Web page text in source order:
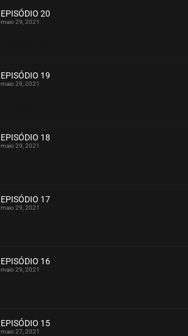
EPISÓDIO 20
maio 29, 2021
EPISÓDIO 19
maio 29, 2021
EPISÓDIO 18
maio 29, 2021
EPISÓDIO 17
maio 29, 2021
EPISÓDIO 16
maio 29, 2021
EPISÓDIO 15
maio 27, 2021